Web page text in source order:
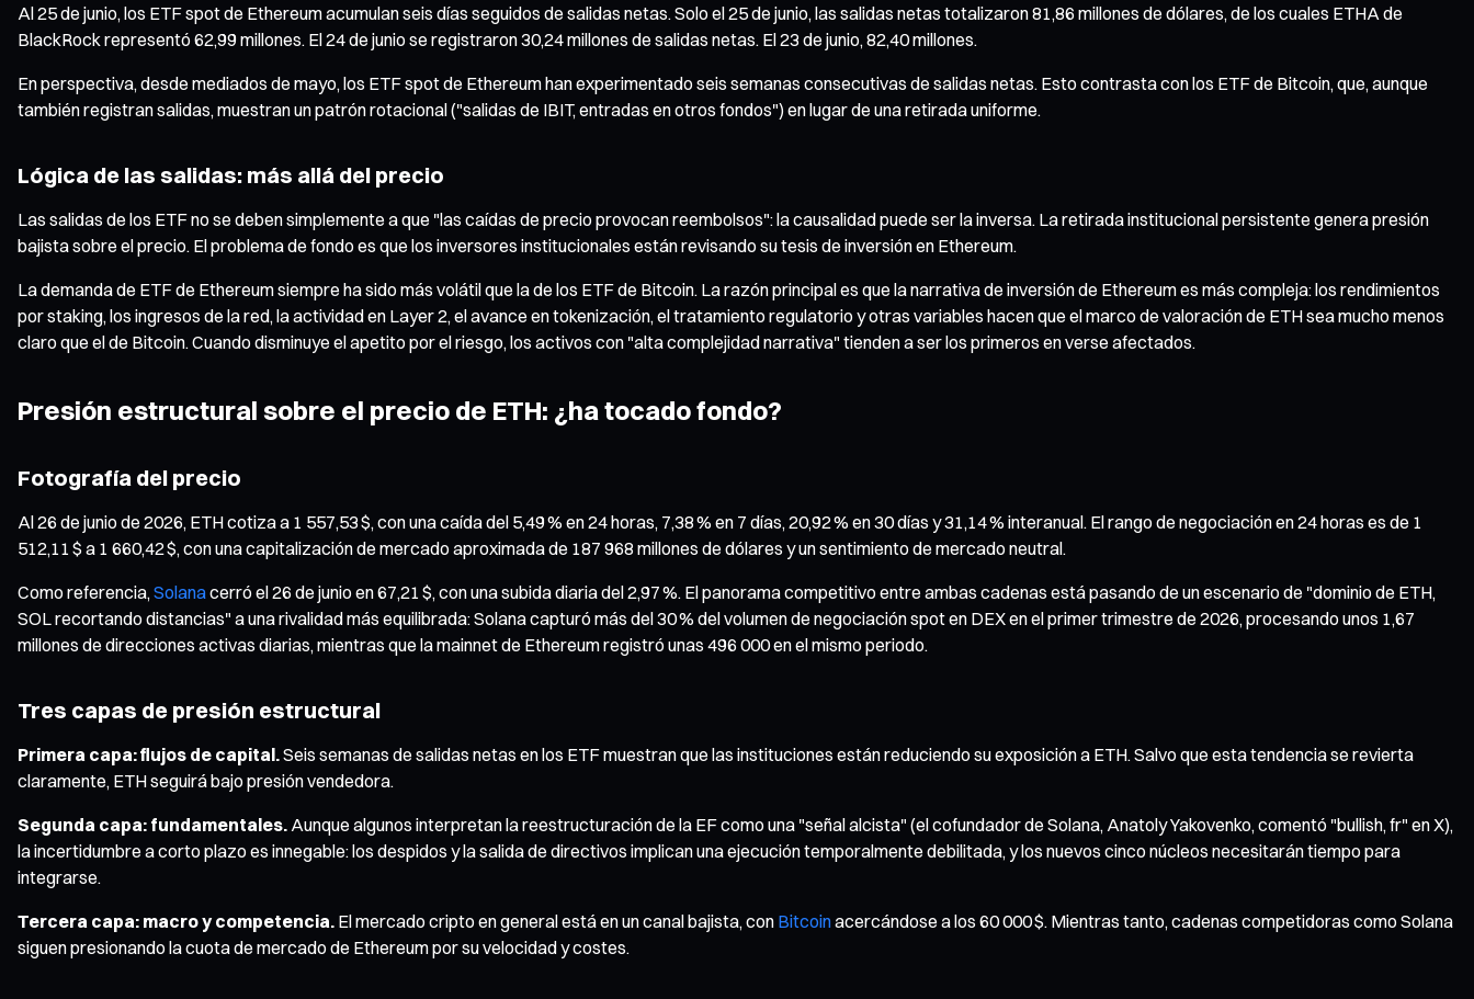
Al 25 de junio, los ETF spot de Ethereum acumulan seis días seguidos de salidas netas. Solo el 25 de junio, las salidas netas totalizaron 81,86 millones de dólares, de los cuales ETHA de
BlackRock representó 62,99 millones. El 24 de junio se registraron 30,24 millones de salidas netas. El 23 de junio, 82,40 millones.
En perspectiva, desde mediados de mayo, los ETF spot de Ethereum han experimentado seis semanas consecutivas de salidas netas. Esto contrasta con los ETF de Bitcoin, que, aunque
también registran salidas, muestran un patrón rotacional ("salidas de IBIT, entradas en otros fondos") en lugar de una retirada uniforme.
Lógica de las salidas: más allá del precio
Las salidas de los ETF no se deben simplemente a que "las caídas de precio provocan reembolsos": la causalidad puede ser la inversa. La retirada institucional persistente genera presión
bajista sobre el precio. El problema de fondo es que los inversores institucionales están revisando su tesis de inversión en Ethereum.
La demanda de ETF de Ethereum siempre ha sido más volátil que la de los ETF de Bitcoin. La razón principal es que la narrativa de inversión de Ethereum es más compleja: los rendimientos
por staking, los ingresos de la red, la actividad en Layer 2, el avance en tokenización, el tratamiento regulatorio y otras variables hacen que el marco de valoración de ETH sea mucho menos
claro que el de Bitcoin. Cuando disminuye el apetito por el riesgo, los activos con "alta complejidad narrativa" tienden a ser los primeros en verse afectados.
Presión estructural sobre el precio de ETH: ¿ha tocado fondo?
Fotografía del precio
Al 26 de junio de 2026, ETH cotiza a 1 557,53 $, con una caída del 5,49 % en 24 horas, 7,38 % en 7 días, 20,92 % en 30 días y 31,14 % interanual. El rango de negociación en 24 horas es de 1
512,11 $ a 1 660,42 $, con una capitalización de mercado aproximada de 187 968 millones de dólares y un sentimiento de mercado neutral.
Como referencia, Solanacerró el 26 de junio en 67,21 $, con una subida diaria del 2,97 %. El panorama competitivo entre ambas cadenas está pasando de un escenario de "dominio de ETH,
SOL recortando distancias" a una rivalidad más equilibrada: Solana capturó más del 30 % del volumen de negociación spot en DEX en el primer trimestre de 2026, procesando unos 1,67
millones de direcciones activas diarias, mientras que la mainnet de Ethereum registró unas 496 000 en el mismo periodo.
Tres capas de presión estructural
Primera capa: flujos de capital.Seis semanas de salidas netas en los ETF muestran que las instituciones están reduciendo su exposición a ETH. Salvo que esta tendencia se revierta
claramente, ETH seguirá bajo presión vendedora.
Segunda capa: fundamentales. Aunque algunos interpretan la reestructuración de la EF como una "señal alcista" (el cofundador de Solana, Anatoly Yakovenko, comentó "bullish, fr" en X),
la incertidumbre a corto plazo es innegable: los despidos y la salida de directivos implican una ejecución temporalmente debilitada, y los nuevos cinco núcleos necesitarán tiempo para
integrarse.
Tercera capa: macro y competencia. El mercado cripto en general está en un canal bajista, con Bitcoinacercándose a los 60 000 $. Mientras tanto, cadenas competidoras como Solana
siguen presionando la cuota de mercado de Ethereum por su velocidad y costes.